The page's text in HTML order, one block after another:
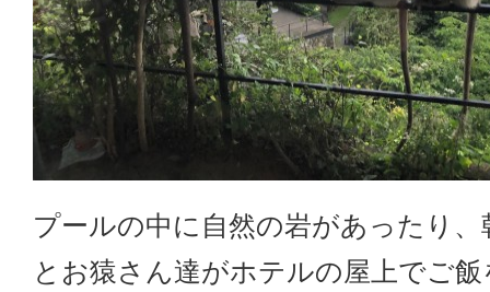
プールの中に自然の岩があったり
とお猿さん達がホテルの屋上でご